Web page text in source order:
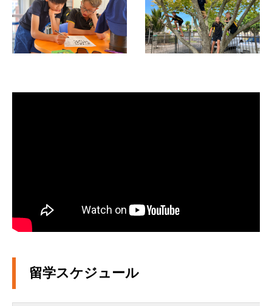
留学スケジュール